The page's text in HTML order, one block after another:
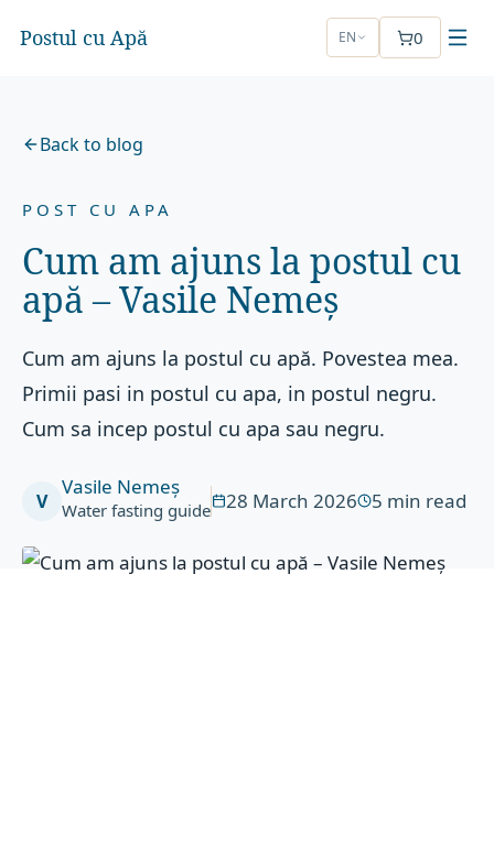
Postul cu Apă EN 0
Back to blog
POST CU APA
Cum am ajuns la postul cu
apă – Vasile Nemeș
Cum am ajuns la postul cu apă. Povestea mea.
Primii pasi in postul cu apa, in postul negru.
Cum sa incep postul cu apa sau negru.
V
Vasile Nemeș
Water fasting guide 28 March 2026 5 min read